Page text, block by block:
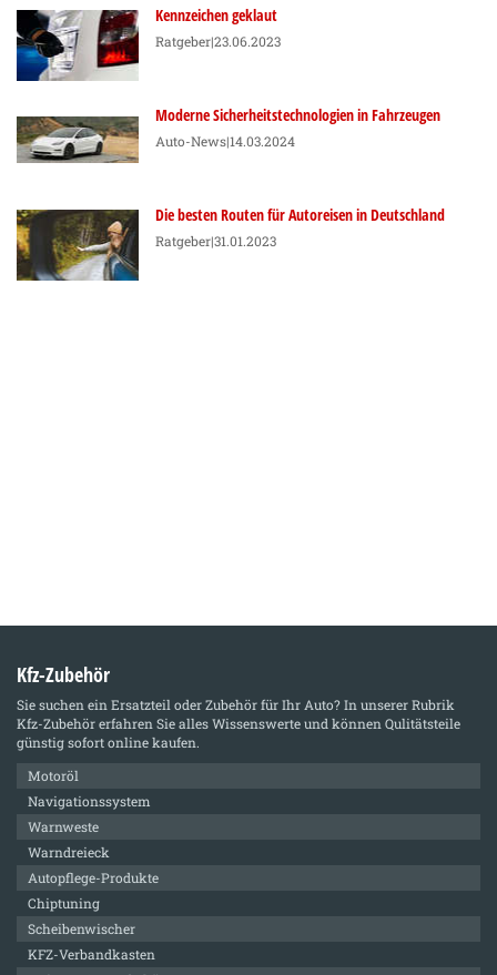
Kennzeichen geklaut
Ratgeber|23.06.2023
Moderne Sicherheitstechnologien in Fahrzeugen
Auto-News|14.03.2024
Die besten Routen für Autoreisen in Deutschland
Ratgeber|31.01.2023
Kfz-Zubehör
Sie suchen ein Ersatzteil oder Zubehör für Ihr Auto? In unserer Rubrik
Kfz-Zubehörerfahren Sie alles Wissenswerte und können Qulitätsteile
günstig sofort online kaufen.
Motoröl
Navigationssystem
Warnweste
Warndreieck
Autopflege-Produkte
Chiptuning
Scheibenwischer
KFZ-Verbandkasten